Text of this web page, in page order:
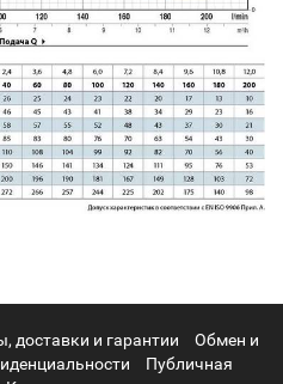
доставки и гарантии
Обмен и
Публичная